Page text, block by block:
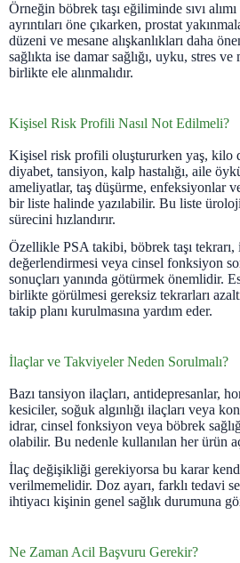
Örneğin böbrek taşı eğiliminde sıvı
ayrıntıları öne çıkarken, prostat
düzeni ve mesane alışkanlıkları daha
sağlıkta ise damar sağlığı, uyku, stres
birlikte ele alınmalıdır.
Kişisel Risk Profili Nasıl Not Edilmeli?
Kişisel risk profili oluştururken yaş, kilo
diyabet, tansiyon, kalp hastalığı, aile
ameliyatlar, taş düşürme, enfeksiyonlar
bir liste halinde yazılabilir. Bu liste
sürecini hızlandırır.
Özellikle PSA takibi, böbrek taşı
değerlendirmesi veya cinsel fonksiyon
sonuçları yanında götürmek önemlidir.
birlikte görülmesi gereksiz tekrarları
takip planı kurulmasına yardım eder.
İlaçlar ve Takviyeler Neden Sorulmalı?
Bazı tansiyon ilaçları, antidepresanlar,
kesiciler, soğuk algınlığı ilaçları veya
idrar, cinsel fonksiyon veya böbrek
olabilir. Bu nedenle kullanılan her ürün
İlaç değişikliği gerekiyorsa bu karar
verilmemelidir. Doz ayarı, farklı tedavi
ihtiyacı kişinin genel sağlık durumuna
Ne Zaman Acil Başvuru Gerekir?